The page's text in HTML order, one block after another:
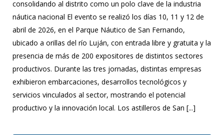
consolidando al distrito como un polo clave de la industria
náutica nacional El evento se realizó los días 10, 11 y 12 de
abril de 2026, en el Parque Náutico de San Fernando,
ubicado a orillas del río Luján, con entrada libre y gratuita y la
presencia de más de 200 expositores de distintos sectores
productivos. Durante las tres jornadas, distintas empresas
exhibieron embarcaciones, desarrollos tecnológicos y
servicios vinculados al sector, mostrando el potencial
productivo y la innovación local. Los astilleros de San [...]